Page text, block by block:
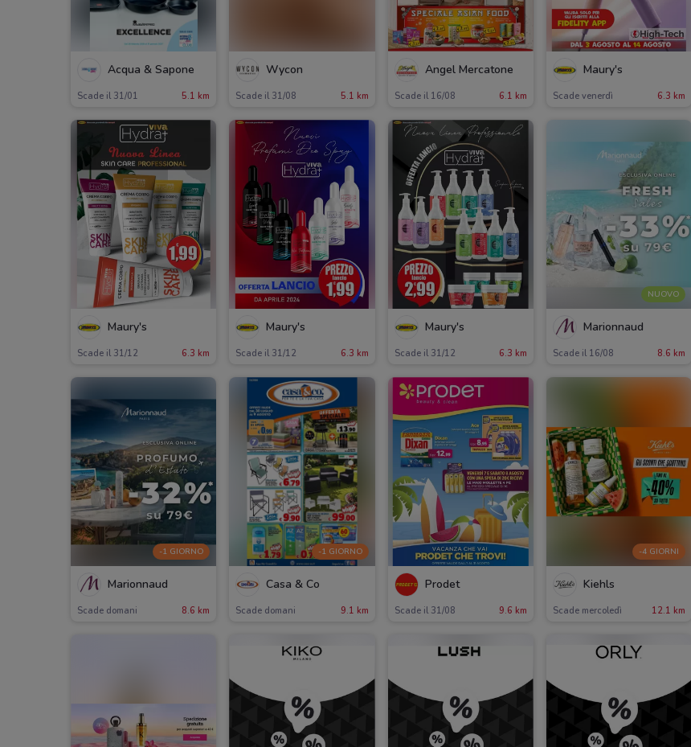
Acqua & Sapone
Scade il 31/01 5.1 km
Wycon
Scade il 31/08 5.1 km
Angel Mercatone
Scade il 16/08 6.1 km
Maury's
Scade venerdì 6.3 km
Maury's
Scade il 31/12 6.3 km
Maury's
Scade il 31/12 6.3 km
Maury's
Scade il 31/12 6.3 km
NUOVO
Marionnaud
Scade il 16/08 8.6 km
-1 GIORNO
Marionnaud
Scade domani 8.6 km
-1 GIORNO
Casa & Co
Scade domani 9.1 km
Prodet
Scade il 31/08 9.6 km
-4 GIORNI
Kiehls
Scade mercoledì 12.1 km